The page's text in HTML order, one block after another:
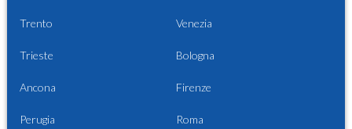
Trento Venezia
Trieste Bologna
Ancona Firenze
Perugia Roma